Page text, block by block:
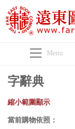
Menu
字辭典
縮小範圍顯示
當前購物依照：